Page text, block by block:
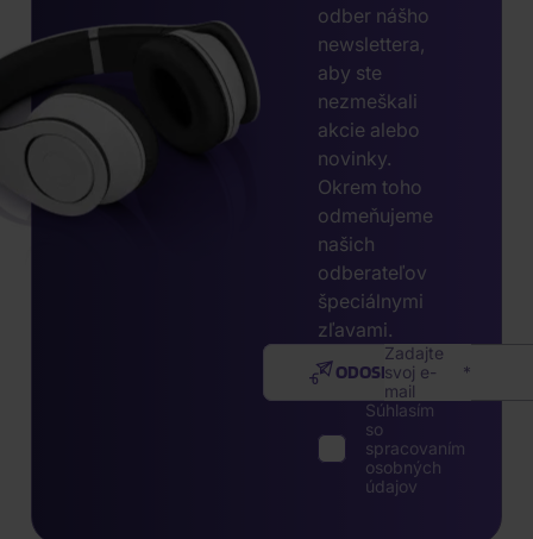
odber nášho
newslettera,
aby ste
nezmeškali
akcie alebo
novinky.
Okrem toho
odmeňujeme
našich
odberateľov
špeciálnymi
zľavami.
Zadajte
svoj e-
mail
ODOSLAŤ
Súhlasím
so
spracovaním
osobných
údajov